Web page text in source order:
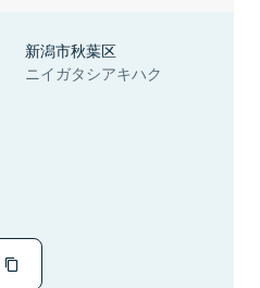
新潟市秋葉区
ニイガタシアキハク